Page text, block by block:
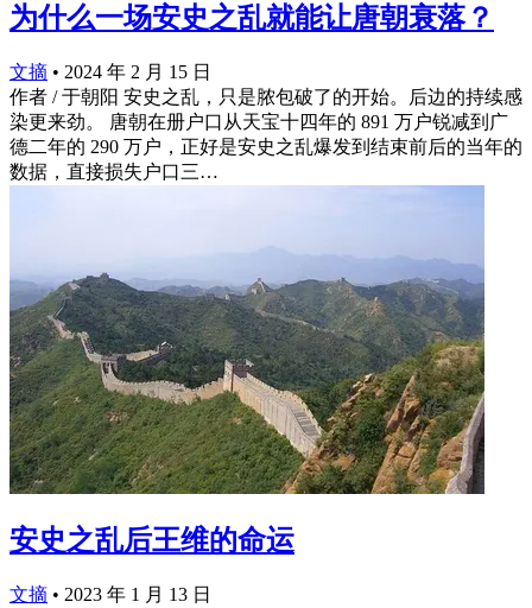
为什么一场安史之乱就能让唐朝衰落？
文摘 • 2024 年 2 月 15 日
作者 / 于朝阳 安史之乱，只是脓包破了的开始。后边的持续感
染更来劲。 唐朝在册户口从天宝十四年的 891 万户锐减到广
德二年的 290 万户，正好是安史之乱爆发到结束前后的当年的
数据，直接损失户口三…
安史之乱后王维的命运
文摘 • 2023 年 1 月 13 日